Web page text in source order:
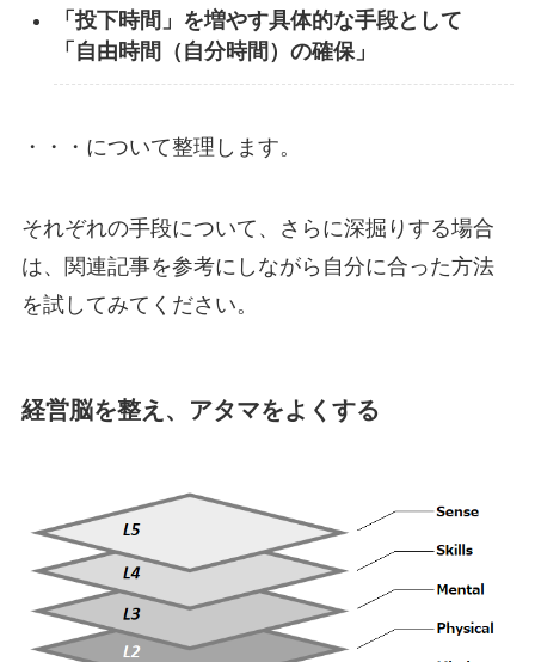
「投下時間」を増やす具体的な手段として
「自由時間（自分時間）の確保」
・・・について整理します。
それぞれの手段について、さらに深掘りする場合
は、関連記事を参考にしながら自分に合った方法
を試してみてください。
経営脳を整え、アタマをよくする